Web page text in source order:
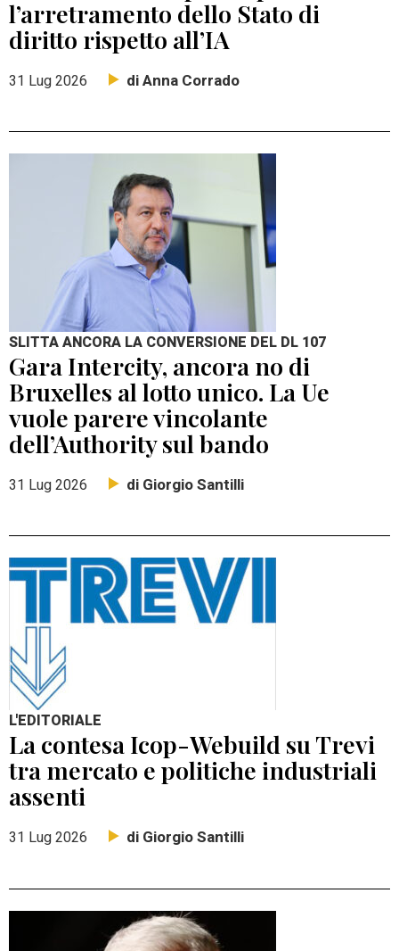
l’arretramento dello Stato di
diritto rispetto all’IA
31 Lug 2026 di Anna Corrado
SLITTA ANCORA LA CONVERSIONE DEL DL 107
Gara Intercity, ancora no di
Bruxelles al lotto unico. La Ue
vuole parere vincolante
dell’Authority sul bando
31 Lug 2026 di Giorgio Santilli
L'EDITORIALE
La contesa Icop-Webuild su Trevi
tra mercato e politiche industriali
assenti
31 Lug 2026 di Giorgio Santilli